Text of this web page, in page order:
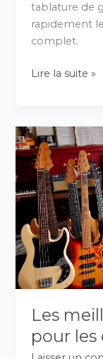
tablature de
rapidement
complet.
Lire la suite »
Les
pour
Les
meilleures
guitares
basses
pour
les
débutants